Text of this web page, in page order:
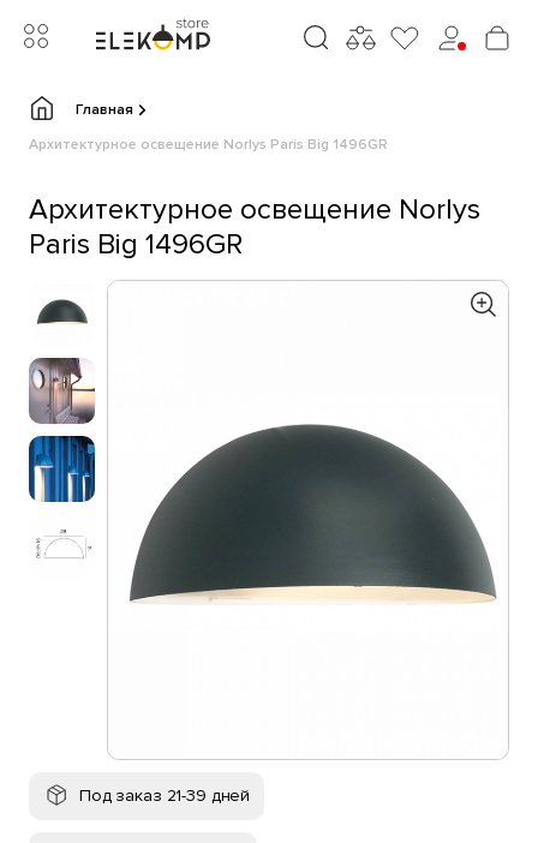
Главная
Архитектурное освещение Norlys Paris Big 1496GR
Архитектурное освещение Norlys
Paris Big 1496GR
Под заказ 21-39 дней